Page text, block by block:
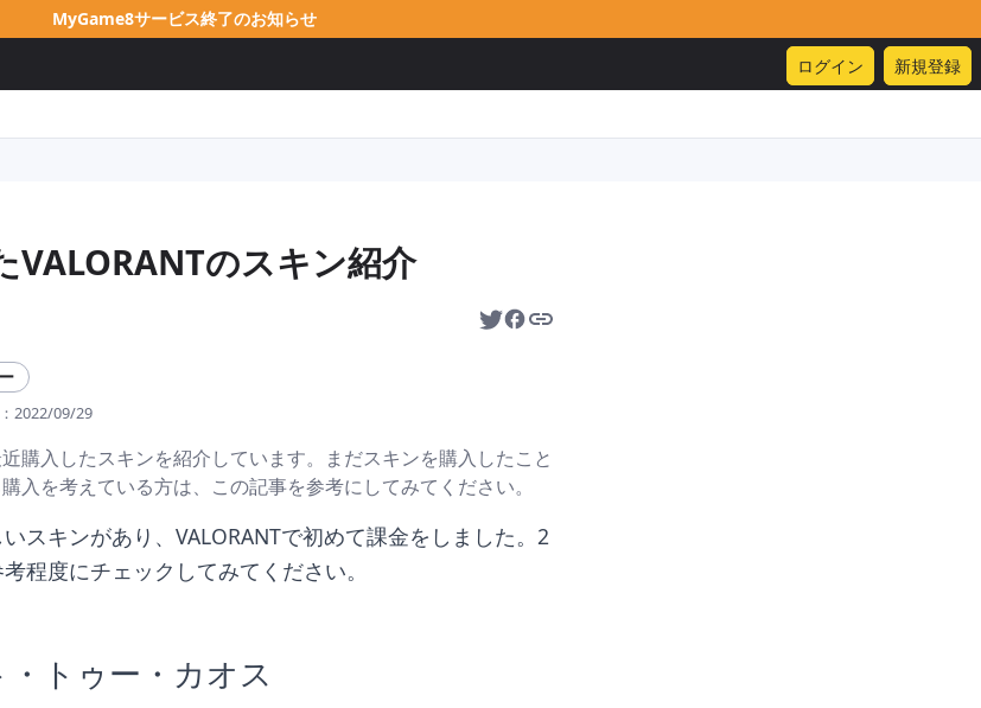
MyGame8サービス終了のお知らせ
ログイン 新規登録
VALORANTのスキン紹介
2022/09/29
購入したスキンを紹介しています。まだスキンを購入したこと
入を考えている方は、この記事を参考にしてみてください。
スキンがあり、VALORANTで初めて課金をしました。2
程度にチェックしてみてください。
トゥー・カオス